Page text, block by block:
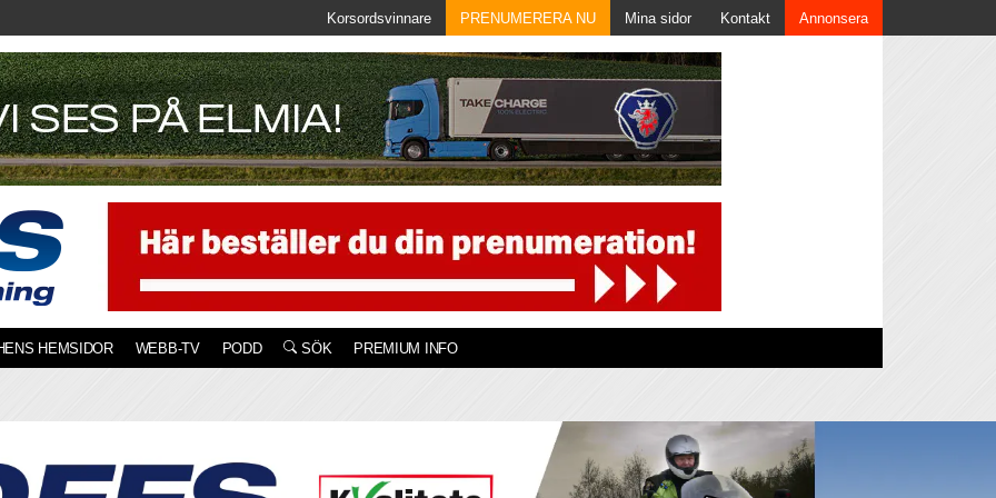
Korsordsvinnare PRENUMERERA NU Mina sidor Kontakt Annonsera
HEMSIDOR WEBB-TV PODD SÖK PREMIUM INFO